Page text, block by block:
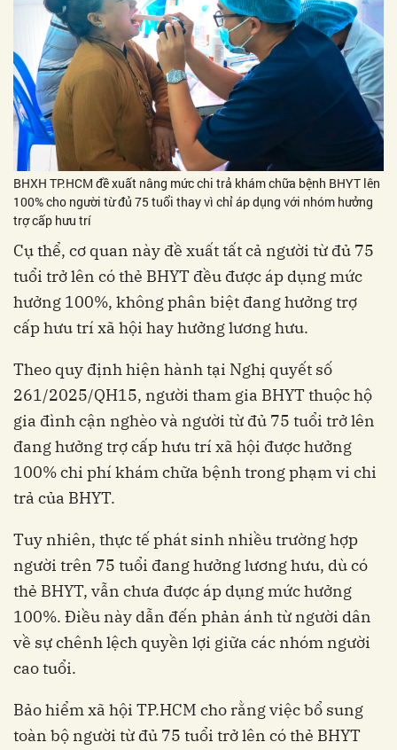
BHXH TP.HCM đề xuất nâng mức chi trả khám chữa bệnh BHYT lên
100% cho người từ đủ 75 tuổi thay vì chỉ áp dụng với nhóm hưởng
trợ cấp hưu trí
Cụ thể, cơ quan này đề xuất tất cả người từ đủ 75
tuổi trở lên có thẻ BHYT đều được áp dụng mức
hưởng 100%, không phân biệt đang hưởng trợ
cấp hưu trí xã hội hay hưởng lương hưu.
Theo quy định hiện hành tại Nghị quyết số
261/2025/QH15, người tham gia BHYT thuộc hộ
gia đình cận nghèo và người từ đủ 75 tuổi trở lên
đang hưởng trợ cấp hưu trí xã hội được hưởng
100% chi phí khám chữa bệnh trong phạm vi chi
trả của BHYT.
Tuy nhiên, thực tế phát sinh nhiều trường hợp
người trên 75 tuổi đang hưởng lương hưu, dù có
thẻ BHYT, vẫn chưa được áp dụng mức hưởng
100%. Điều này dẫn đến phản ánh từ người dân
về sự chênh lệch quyền lợi giữa các nhóm người
cao tuổi.
Bảo hiểm xã hội TP.HCM cho rằng việc bổ sung
toàn bộ người từ đủ 75 tuổi trở lên có thẻ BHYT